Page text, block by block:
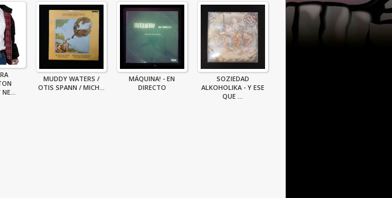
NE...
MUDDY WATERS /
OTIS SPANN / MICH...
MÁQUINA! - EN
DIRECTO
SOZIEDAD
ALKOHOLIKA - Y ESE
QUE ...